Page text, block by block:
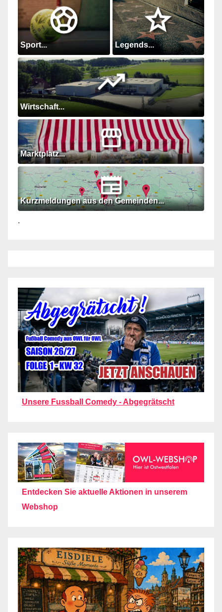
Sport... Legends...
Wirtschaft...
Marktplatz...
Kurzmeldungen aus den Gemeinden...
.
Unsere Fussball Comedy - Abgegrätscht
Entdecken Sie aktuelle Aktionen in unserem
Webshop